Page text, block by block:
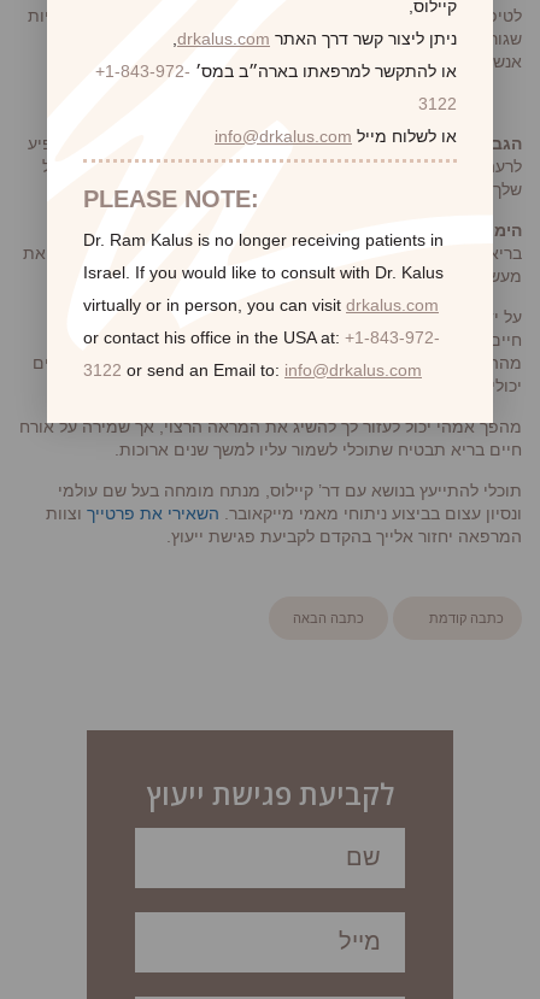
לטיפולים מפחיתי מתח אצל אנשי מקצוע מתאימים. פני זמן לפעילויות
שגורמות לך להרגיש טוב, כמו קריאה, אמבטיה מרגיעה או בילוי עם
אנשים אהובים.
הגבילי צריכת אלכוהול – אלכוהול יכול להיות עשיר בקלוריות ולהשפיע
לרעה על השינה ועל רמות האנרגיה שלך. הגבילי את צריכת האלכוהול
שלך למשקה אחד ביום או פחות.
הימנעי מעישון
– לעישון יכולות להיות השפעות שליליות רבות על
בריאותך, כולל הגברת הסיכון לסרטן, מחלות לב ומחלות נשימה. אם את
מעשנת ומתקשה להיגמל, פני לעזרה מקצועית מתאימה.
על ידי שילוב טיפים אלה בשגרת היומיום שלך תוכלי לשמור על אורח
חיים בריא לאחר ניתוח מהפך אמהי ולהבטיח שתפיקי את המרב
מההליך. זכרי שטיפול בגוף הוא מחוייבות לכל החיים, וששינויים קטנים
יכולים להצטבר לתוצאות משמעותיות לאורך זמן.
מהפך אמהי יכול לעזור לך להשיג את המראה הרצוי, אך שמירה על אורח
חיים בריא תבטיח שתוכלי לשמור עליו למשך שנים ארוכות.
תוכלי להתייעץ בנושא עם דר’ קיילוס, מנתח מומחה בעל שם עולמי
ונסיון עצום בביצוע ניתוחי מאמי מייקאובר. השאירי את פרטייך וצוות
המרפאה יחזור אלייך בהקדם לקביעת פגישת ייעוץ.
כתבה קודמת כתבה הבאה
לקביעת פגישת ייעוץ
קיילוס,
ניתן ליצור קשר דרך האתר drkalus.com
או להתקשר למרפאתו בארה״ב במס׳ +1-843-972-
3122
או לשלוח מייל info@drkalus.com
PLEASE NOTE:
Dr. Ram Kalus is no longer receiving patients in
Israel. If you would like to consult with Dr. Kalus
virtually or in person, you can visit drkalus.com
or contact his office in the USA at: +1-843-972-
3122 or send an Email to: info@drkalus.com